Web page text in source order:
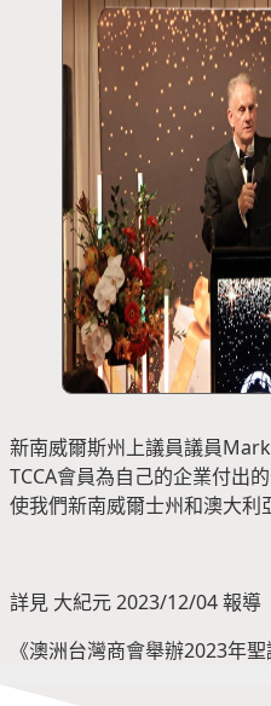
新南威爾斯州上議員議員
TCCA會員為自己的企業付出
使我們新南威爾士州和澳大利
詳見 大紀元 2023/12/04 報導
《澳洲台灣商會舉辦2023年聖